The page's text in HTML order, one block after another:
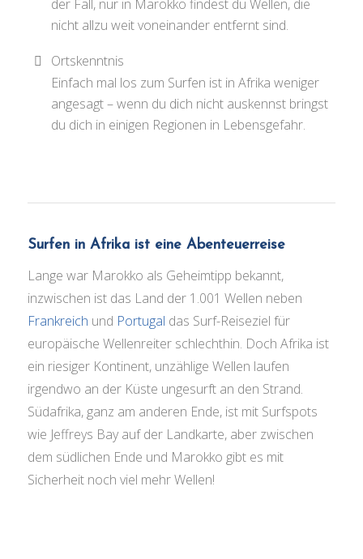
der Fall, nur in Marokko findest du Wellen, die
nicht allzu weit voneinander entfernt sind.
Ortskenntnis
Einfach mal los zum Surfen ist in Afrika weniger
angesagt – wenn du dich nicht auskennst bringst
du dich in einigen Regionen in Lebensgefahr.
Surfen in Afrika ist eine Abenteuerreise
Lange war Marokko als Geheimtipp bekannt,
inzwischen ist das Land der 1.001 Wellen neben
Frankreich und Portugal das Surf-Reiseziel für
europäische Wellenreiter schlechthin. Doch Afrika ist
ein riesiger Kontinent, unzählige Wellen laufen
irgendwo an der Küste ungesurft an den Strand.
Südafrika, ganz am anderen Ende, ist mit Surfspots
wie Jeffreys Bay auf der Landkarte, aber zwischen
dem südlichen Ende und Marokko gibt es mit
Sicherheit noch viel mehr Wellen!